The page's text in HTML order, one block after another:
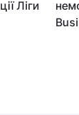
Ліги